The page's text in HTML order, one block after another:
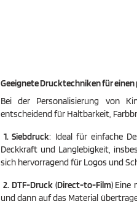
Geeignete Drucktechniken für
Bei der Personalisierung von
entscheidend für Haltbarkeit,
1. Siebdruck: Ideal für einfache
Deckkraft und Langlebigkeit,
sich hervorragend für Logos und
2. DTF-Druck (Direct-to-Film) Eine
und dann auf das Material